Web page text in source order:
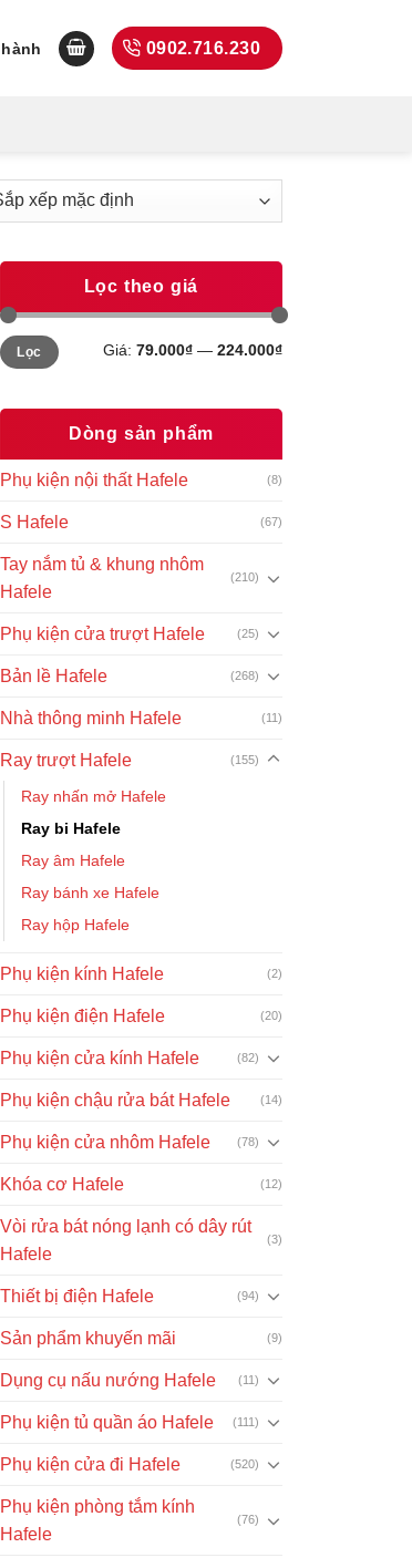
0902.716.230
Lọc theo giá
Giá
tối
thiểu
Giá
tối
đa
Lọc Giá: 79.000₫ — 224.000₫
Dòng sản phẩm
Phụ kiện nội thất Hafele (8)
S Hafele (67)
Tay nắm tủ & khung nhôm
Hafele
(210)
Phụ kiện cửa trượt Hafele (25)
Bản lề Hafele (268)
Nhà thông minh Hafele (11)
Ray trượt Hafele (155)
Ray nhấn mở Hafele
Ray bi Hafele
Ray âm Hafele
Ray bánh xe Hafele
Ray hộp Hafele
Phụ kiện kính Hafele (2)
Phụ kiện điện Hafele (20)
Phụ kiện cửa kính Hafele (82)
Phụ kiện chậu rửa bát Hafele (14)
Phụ kiện cửa nhôm Hafele (78)
Khóa cơ Hafele (12)
Vòi rửa bát nóng lạnh có dây rút
Hafele
(3)
Thiết bị điện Hafele (94)
Sản phẩm khuyến mãi (9)
Dụng cụ nấu nướng Hafele (11)
Phụ kiện tủ quần áo Hafele (111)
Phụ kiện cửa đi Hafele (520)
Phụ kiện phòng tắm kính
Hafele
(76)